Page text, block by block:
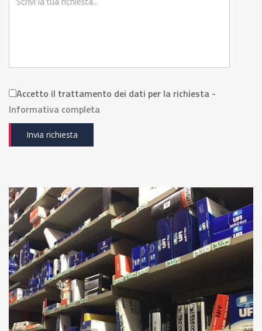
Accetto il trattamento dei dati per la richiesta -
Informativa completa
Invia richiesta